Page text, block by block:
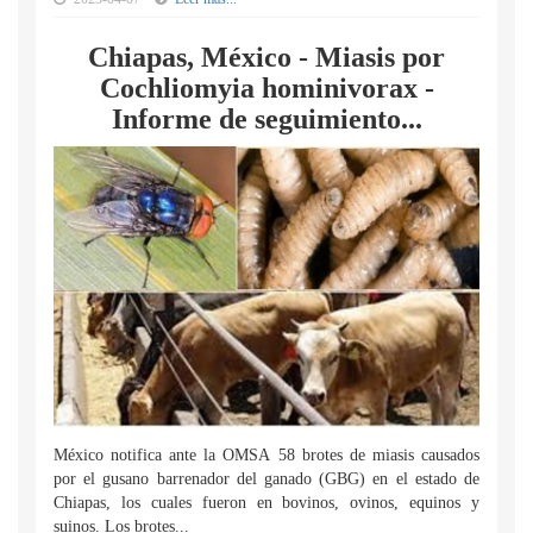
Chiapas, México - Miasis por
Cochliomyia hominivorax -
Informe de seguimiento...
México notifica ante la OMSA 58 brotes de miasis causados
por el gusano barrenador del ganado (GBG) en el estado de
Chiapas, los cuales fueron en bovinos, ovinos, equinos y
suinos. Los brotes...